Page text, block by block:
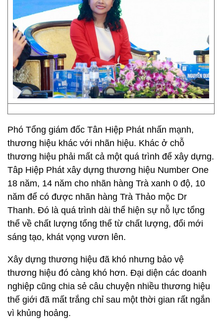
Phó Tổng giám đốc Tân Hiệp Phát nhấn mạnh,
thương hiệu khác với nhãn hiệu. Khác ở chỗ
thương hiệu phải mất cả một quá trình để xây dựng.
Tâp Hiệp Phát xây dựng thương hiệu Number One
18 năm, 14 năm cho nhãn hàng Trà xanh 0 độ, 10
năm để có được nhãn hàng Trà Thảo mộc Dr
Thanh. Đó là quá trình dài thể hiện sự nỗ lực tổng
thể về chất lượng tổng thể từ chất lượng, đổi mới
sáng tạo, khát vọng vươn lên.
Xây dựng thương hiệu đã khó nhưng bảo vệ
thương hiệu đó càng khó hơn. Đại diện các doanh
nghiệp cũng chia sẻ câu chuyện nhiều thương hiệu
thế giới đã mất trắng chỉ sau một thời gian rất ngắn
vì khủng hoảng.